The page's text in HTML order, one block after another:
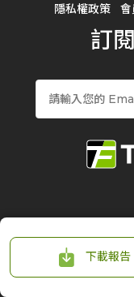
下載報告
隱私權政策
會
訂
© 2026